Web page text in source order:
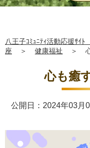
八王子ｺﾐｭﾆﾃｨ活動応援ｻｲ
座
＞ 健康福祉 ＞
心も癒
公開日：2024年03